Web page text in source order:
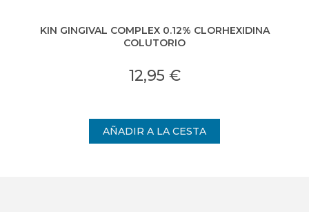
KIN GINGIVAL COMPLEX 0.12% CLORHEXIDINA
COLUTORIO
12,95 €